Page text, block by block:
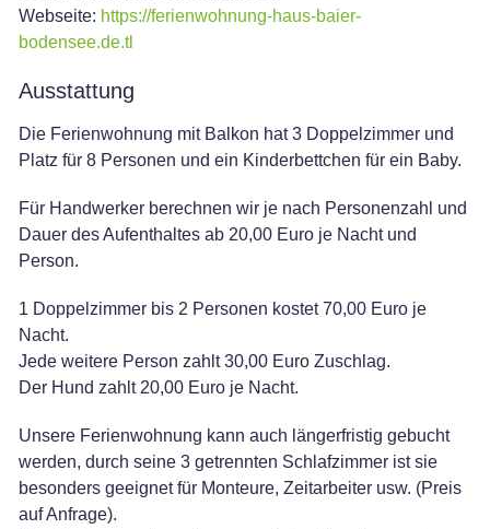
Webseite: https://ferienwohnung-haus-baier-
bodensee.de.tl
Ausstattung
Die Ferienwohnung mit Balkon hat 3 Doppelzimmer und
Platz für 8 Personen und ein Kinderbettchen für ein Baby.
Für Handwerker berechnen wir je nach Personenzahl und
Dauer des Aufenthaltes ab 20,00 Euro je Nacht und
Person.
1 Doppelzimmer bis 2 Personen kostet 70,00 Euro je
Nacht.
Jede weitere Person zahlt 30,00 Euro Zuschlag.
Der Hund zahlt 20,00 Euro je Nacht.
Unsere Ferienwohnung kann auch längerfristig gebucht
werden, durch seine 3 getrennten Schlafzimmer ist sie
besonders geeignet für Monteure, Zeitarbeiter usw. (Preis
auf Anfrage).